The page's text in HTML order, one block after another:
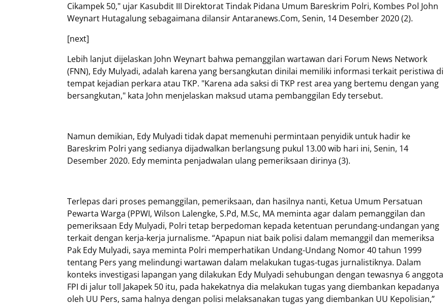
Cikampek 50," ujar Kasubdit III Direktorat Tindak Pidana Umum Bareskrim Polri, Kombes Pol John
Weynart Hutagalung sebagaimana dilansir Antaranews.Com, Senin, 14 Desember 2020 (2).
[next]
Lebih lanjut dijelaskan John Weynart bahwa pemanggilan wartawan dari Forum News Network
(FNN), Edy Mulyadi, adalah karena yang bersangkutan dinilai memiliki informasi terkait peristiwa di
tempat kejadian perkara atau TKP. "Karena ada saksi di TKP rest area yang bertemu dengan yang
bersangkutan," kata John menjelaskan maksud utama pembanggilan Edy tersebut.
Namun demikian, Edy Mulyadi tidak dapat memenuhi permintaan penyidik untuk hadir ke
Bareskrim Polri yang sedianya dijadwalkan berlangsung pukul 13.00 wib hari ini, Senin, 14
Desember 2020. Edy meminta penjadwalan ulang pemeriksaan dirinya (3).
Terlepas dari proses pemanggilan, pemeriksaan, dan hasilnya nanti, Ketua Umum Persatuan
Pewarta Warga (PPWI, Wilson Lalengke, S.Pd, M.Sc, MA meminta agar dalam pemanggilan dan
pemeriksaan Edy Mulyadi, Polri tetap berpedoman kepada ketentuan perundang-undangan yang
terkait dengan kerja-kerja jurnalisme. “Apapun niat baik polisi dalam memanggil dan memeriksa
Pak Edy Mulyadi, saya meminta Polri memperhatikan Undang-Undang Nomor 40 tahun 1999
tentang Pers yang melindungi wartawan dalam melakukan tugas-tugas jurnalistiknya. Dalam
konteks investigasi lapangan yang dilakukan Edy Mulyadi sehubungan dengan tewasnya 6 anggota
FPI di jalur toll Jakapek 50 itu, pada hakekatnya dia melakukan tugas yang diembankan kepadanya
oleh UU Pers, sama halnya dengan polisi melaksanakan tugas yang diembankan UU Kepolisian,”